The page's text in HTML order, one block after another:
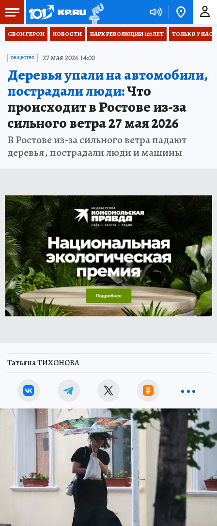
СВОИ ГЕРОИ НОВОСТИ ПАРК РЕВОЛЮЦИИ 100 ЛЕТ ТОЛЬКО У НАС
ОБЩЕСТВО 27 мая 2026 14:00
Деревья упали на автомобили,
пострадали люди:Что
происходит в Ростове из-за
сильного ветра 27 мая 2026
В Ростове из-за сильного ветра падают
деревья, пострадали люди и машины
Татьяна ТИХОНОВА